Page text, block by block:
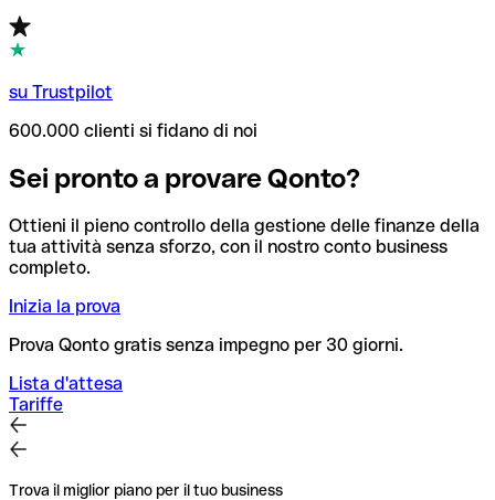
su Trustpilot
600.000 clienti si fidano di noi
Sei pronto a provare Qonto?
Ottieni il pieno controllo della gestione delle finanze della
tua attività senza sforzo, con il nostro conto business
completo.
Inizia la prova
Prova Qonto gratis senza impegno per 30 giorni.
Lista d'attesa
Tariffe
Trova il miglior piano per il tuo business